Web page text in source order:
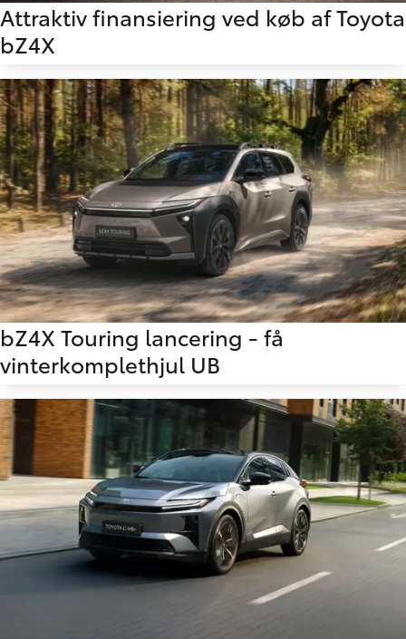
Attraktiv finansiering ved køb af Toyota
bZ4X
bZ4X Touring lancering - få
vinterkomplethjul UB